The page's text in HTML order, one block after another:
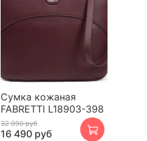
Сумка кожаная
FABRETTI L18903-398
32 990 руб
16 490 руб